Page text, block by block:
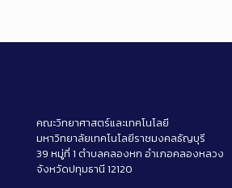
คณะวิทยาศาสตร์และเทคโนโลยี
มหาวิทยาลัยเทคโนโลยีราชมงคลธัญบุรี
39 หมู่ที่ 1 ตำบลคลองหก อำเภอคลองหลวง
จังหวัดปทุมธานี 12120